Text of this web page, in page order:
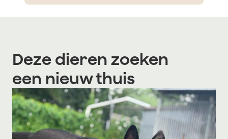
Deze dieren zoeken
een nieuw thuis